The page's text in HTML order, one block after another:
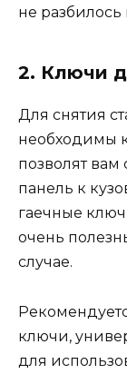
не
2. Ключи
Для снятия
необходимы
позволят
панель к
гаечные
очень
случае.
ключи,
для